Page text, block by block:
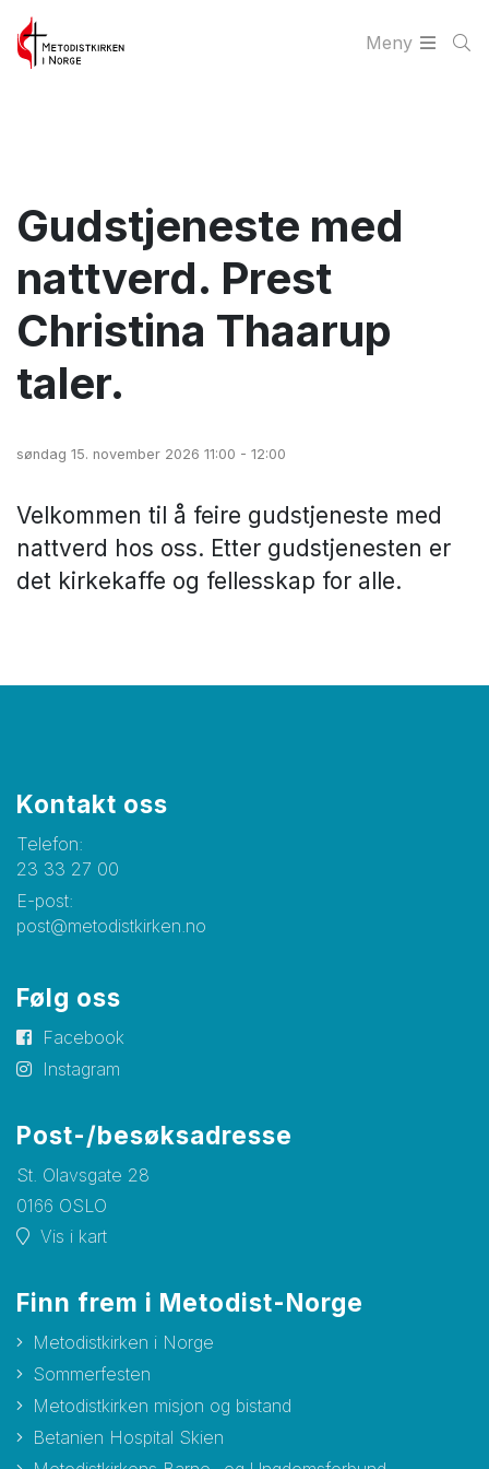
Meny
Gudstjeneste med
nattverd. Prest
Christina Thaarup
taler.
søndag 15. november 2026 11:00 - 12:00
Velkommen til å feire gudstjeneste med
nattverd hos oss. Etter gudstjenesten er
det kirkekaffe og fellesskap for alle.
Kontakt oss
Telefon:
23 33 27 00
E-post:
post@metodistkirken.no
Følg oss
Facebook
Instagram
Post-/besøksadresse
St. Olavsgate 28
0166 OSLO
Vis i kart
Finn frem i Metodist-Norge
Metodistkirken i Norge
Sommerfesten
Metodistkirken misjon og bistand
Betanien Hospital Skien